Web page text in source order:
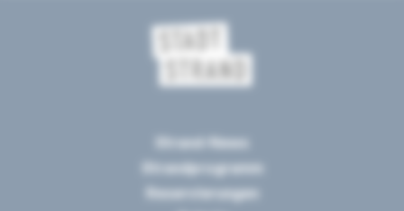
Strand-News
Strandprogramm
Reservierungen